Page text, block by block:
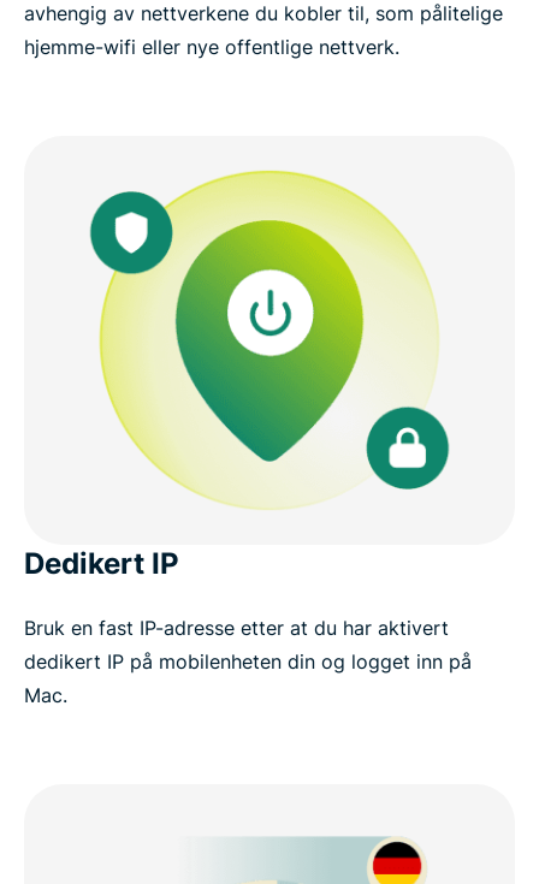
avhengig av nettverkene du kobler til, som pålitelige
hjemme-wifi eller nye offentlige nettverk.
Dedikert IP
Bruk en fast IP-adresse etter at du har aktivert
dedikert IP på mobilenheten din og logget inn på
Mac.